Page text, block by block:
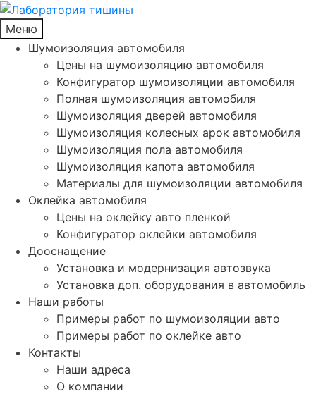
Меню
Шумоизоляция автомобиля
Цены на шумоизоляцию автомобиля
Конфигуратор шумоизоляции автомобиля
Полная шумоизоляция автомобиля
Шумоизоляция дверей автомобиля
Шумоизоляция колесных арок автомобиля
Шумоизоляция пола автомобиля
Шумоизоляция капота автомобиля
Материалы для шумоизоляции автомобиля
Оклейка автомобиля
Цены на оклейку авто пленкой
Конфигуратор оклейки автомобиля
Дооснащение
Установка и модернизация автозвука
Установка доп. оборудования в автомобиль
Наши работы
Примеры работ по шумоизоляции авто
Примеры работ по оклейке авто
Контакты
Наши адреса
О компании